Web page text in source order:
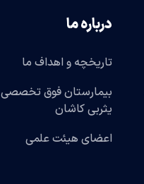
درباره ما
تاریخچه و اهداف ما
بیمارستان فوق تخصصی
یثربی کاشان
اعضای هیئت علمی